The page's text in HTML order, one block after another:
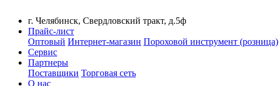
г. Челябинск, Свердловский тракт, д.5ф
Прайс-лист
Оптовый Интернет-магазин Пороховой инструмент (розница)
Сервис
Партнеры
Поставщики Торговая сеть
О нас